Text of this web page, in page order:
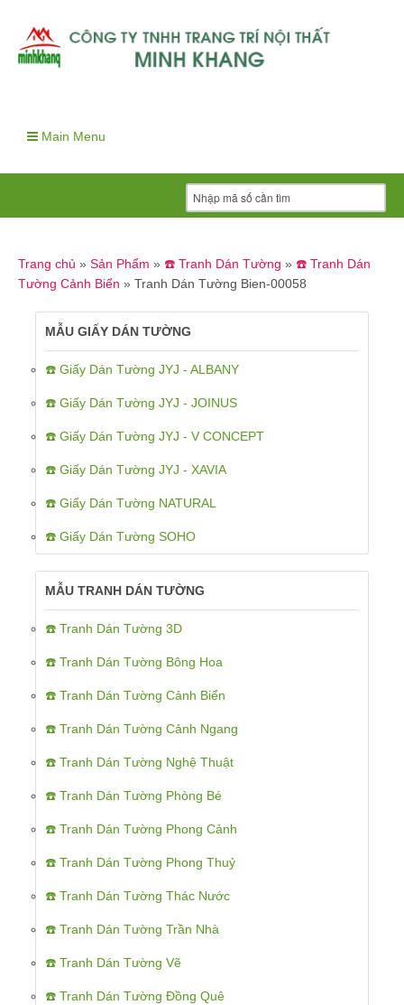
Main Menu
Trang chủ » Sản Phẩm » ☎️ Tranh Dán Tường » ☎️ Tranh Dán
Tường Cảnh Biển » Tranh Dán Tường Bien-00058
MẪU GIẤY DÁN TƯỜNG
☎️ Giấy Dán Tường JYJ - ALBANY
☎️ Giấy Dán Tường JYJ - JOINUS
☎️ Giấy Dán Tường JYJ - V CONCEPT
☎️ Giấy Dán Tường JYJ - XAVIA
☎️ Giấy Dán Tường NATURAL
☎️ Giấy Dán Tường SOHO
MẪU TRANH DÁN TƯỜNG
☎️ Tranh Dán Tường 3D
☎️ Tranh Dán Tường Bông Hoa
☎️ Tranh Dán Tường Cảnh Biển
☎️ Tranh Dán Tường Cảnh Ngang
☎️ Tranh Dán Tường Nghệ Thuật
☎️ Tranh Dán Tường Phòng Bé
☎️ Tranh Dán Tường Phong Cảnh
☎️ Tranh Dán Tường Phong Thuỷ
☎️ Tranh Dán Tường Thác Nước
☎️ Tranh Dán Tường Trần Nhà
☎️ Tranh Dán Tường Vẽ
☎️ Tranh Dán Tường Đồng Quê